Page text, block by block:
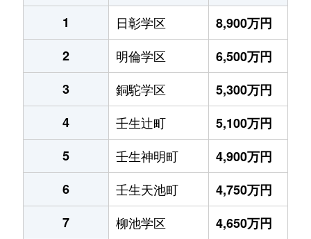
1
日彰学区
8,900万円
2
明倫学区
6,500万円
3
銅駝学区
5,300万円
4
壬生辻町
5,100万円
5
壬生神明町
4,900万円
6
壬生天池町
4,750万円
7
柳池学区
4,650万円